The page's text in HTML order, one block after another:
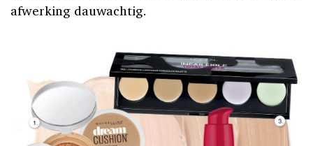
afwerking dauwachtig.